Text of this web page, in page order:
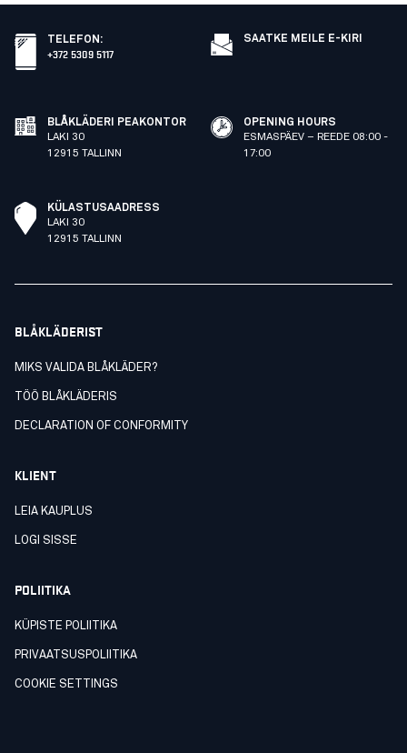
TELEFON :
+372 5309 5117
SAATKE MEILE E-KIRI
BLÅKLÄDERI PEAKONTOR
LAKI 30
12915 TALLINN
OPENING HOURS
ESMASPÄEV – REEDE 08:00 -
17:00
KÜLASTUSAADRESS
LAKI 30
12915 TALLINN
BLÅKLÄDERIST
MIKS VALIDA BLÅKLÄDER?
TÖÖ BLÅKLÄDERIS
DECLARATION OF CONFORMITY
KLIENT
LEIA KAUPLUS
LOGI SISSE
POLIITIKA
KÜPISTE POLIITIKA
PRIVAATSUSPOLIITIKA
COOKIE SETTINGS